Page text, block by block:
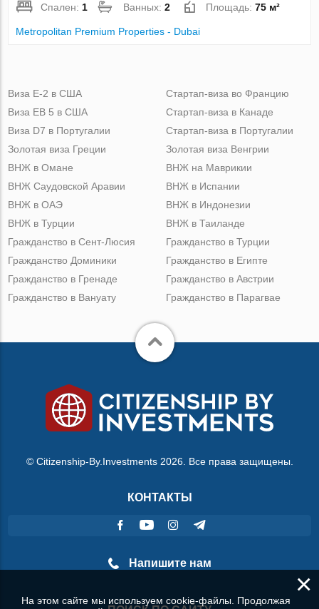
Спален: 1 Ванных:2 Площадь:75 м²
Metropolitan Premium Properties - Dubai
Виза Е-2 в США
Виза ЕВ 5 в США
Виза D7 в Португалии
Золотая виза Греции
Стартап-виза во Францию
Стартап-виза в Канаде
Стартап-виза в Португалии
Золотая виза Венгрии
ВНЖ в Омане
ВНЖ Саудовской Аравии
ВНЖ в ОАЭ
ВНЖ в Турции
ВНЖ на Маврикии
ВНЖ в Испании
ВНЖ в Индонезии
ВНЖ в Таиланде
Гражданство в Сент-Люсия
Гражданство Доминики
Гражданство в Гренаде
Гражданство в Вануату
Гражданство в Турции
Гражданство в Египте
Гражданство в Австрии
Гражданство в Парагвае
© Citizenship-By.Investments 2026. Все права защищены.
КОНТАКТЫ
Напишите нам
×
На этом сайте мы используем cookie-файлы. Продолжая